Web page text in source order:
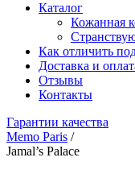
Каталог
Кожанная
Как отличить
Доставка и
Отзывы
Контакты
Гарантии качества
Memo Paris /
Jamal’s Palace